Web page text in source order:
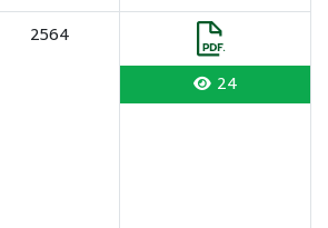
2564
24